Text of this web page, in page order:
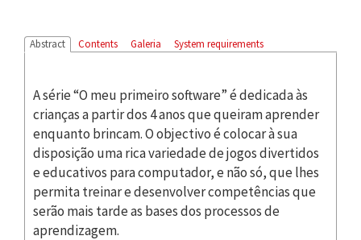
Abstract Contents Galeria System requirements
A série “O meu primeiro software” é dedicada às
crianças a partir dos 4 anos que queiram aprender
enquanto brincam. O objectivo é colocar à sua
disposição uma rica variedade de jogos divertidos
e educativos para computador, e não só, que lhes
permita treinar e desenvolver competências que
serão mais tarde as bases dos processos de
aprendizagem.